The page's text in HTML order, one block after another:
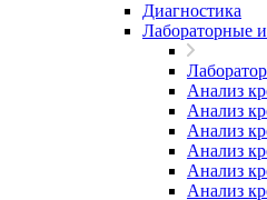
Диагностика
Лабораторные
Анализ
Анализ
Анализ
Анализ
Анализ
Анализ